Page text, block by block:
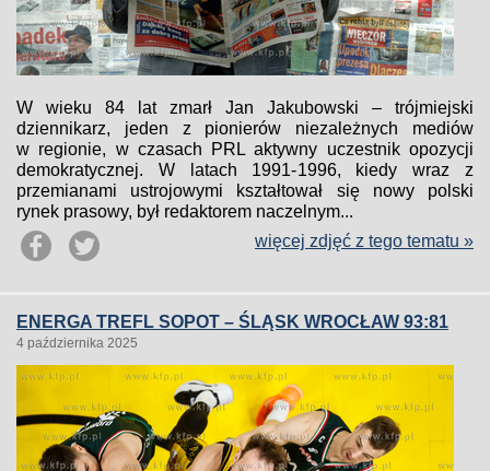
W wieku 84 lat zmarł Jan Jakubowski – trójmiejski
dziennikarz, jeden z pionierów niezależnych mediów
w regionie, w czasach PRL aktywny uczestnik opozycji
demokratycznej. W latach 1991-1996, kiedy wraz z
przemianami ustrojowymi kształtował się nowy polski
rynek prasowy, był redaktorem naczelnym...
więcej zdjęć z tego tematu »
ENERGA TREFL SOPOT – ŚLĄSK WROCŁAW 93:81
4 października 2025